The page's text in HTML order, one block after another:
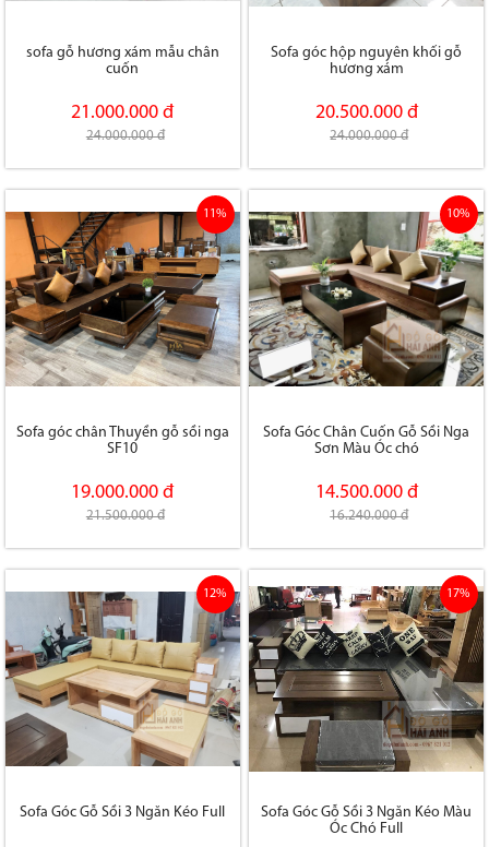
sofa gỗ hương xám mẫu chân
cuốn
21.000.000 đ
24.000.000 đ
Sofa góc hộp nguyên khối gỗ
hương xám
20.500.000 đ
24.000.000 đ
Sofa góc chân Thuyền gỗ sồi nga
SF10
19.000.000 đ
21.500.000 đ
11%
Sofa Góc Chân Cuốn Gỗ Sồi Nga
Sơn Màu Óc chó
14.500.000 đ
16.240.000 đ
10%
Sofa Góc Gỗ Sồi 3 Ngăn Kéo Full
12%
Sofa Góc Gỗ Sồi 3 Ngăn Kéo Màu
Óc Chó Full
17%